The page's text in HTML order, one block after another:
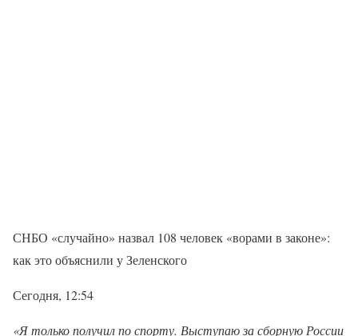
СНБО «случайно» назвал 108 человек «ворами в законе»:
как это объяснили у Зеленского
Сегодня, 12:54
«Я только получил по спорту. Выступаю за сборную России